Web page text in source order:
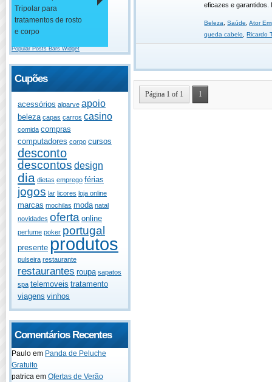
Tripolar para
tratamentos de rosto
e corpo
Popular Posts Bars Widget
Cupões
acessórios algarve apoio
beleza capas carros casino
comida compras
computadores corpo cursos
desconto
descontos design
dia dietas emprego férias
jogos lar licores loja online
marcas mochilas moda natal
novidades oferta online
perfume poker portugal
presente produtos
pulseira restaurante
restaurantes roupa sapatos
spa telemoveis tratamento
viagens vinhos
Comentários Recentes
Paulo em Panda de Peluche
Gratuito
patrica em Ofertas de Verão
eficazes e garantidos.
Beleza ,Saúde ,Ator
queda cabelo ,Ricardo
Página 1 of 1 1